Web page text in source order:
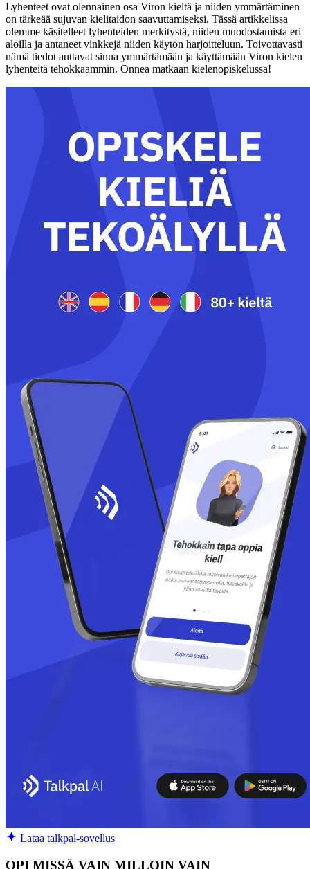
Lyhenteet ovat olennainen osa Viron kieltä ja niiden ymmärtäminen
on tärkeää sujuvan kielitaidon saavuttamiseksi. Tässä artikkelissa
olemme käsitelleet lyhenteiden merkitystä, niiden muodostamista eri
aloilla ja antaneet vinkkejä niiden käytön harjoitteluun. Toivottavasti
nämä tiedot auttavat sinua ymmärtämään ja käyttämään Viron kielen
lyhenteitä tehokkaammin. Onnea matkaan kielenopiskelussa!
Lataa talkpal-sovellus
OPI MISSÄ VAIN MILLOIN VAIN